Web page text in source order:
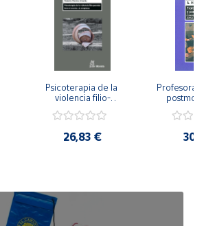
Psicoterapia de la
violencia filio-
secreto y la
26,83 €